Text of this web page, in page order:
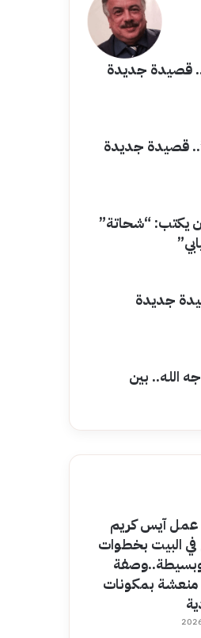
قصيدة جديدة
قصيدة جديدة
يكتب: “شحاتة”
جديدة
الله.. بين
عمل آيس كريم
في البيت بخطوات
بمكونات